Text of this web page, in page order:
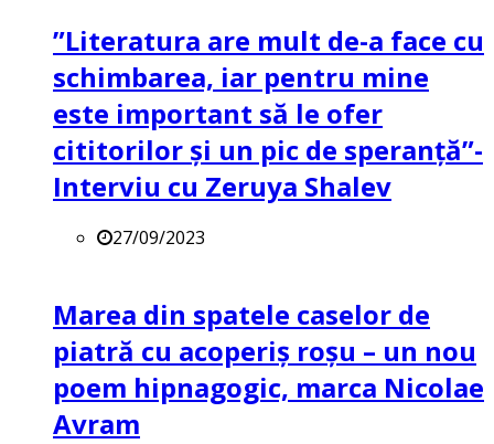
”Literatura are mult de-a face cu
schimbarea, iar pentru mine
este important să le ofer
cititorilor și un pic de speranță”-
Interviu cu Zeruya Shalev
27/09/2023
Marea din spatele caselor de
piatră cu acoperiș roșu – un nou
poem hipnagogic, marca Nicolae
Avram